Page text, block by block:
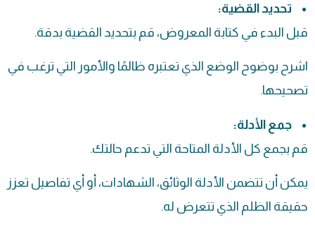
تحديد القضية:
قبل البدء في كتابة المعروض، قم بتحديد القضية بدقة.
اشرح بوضوح الوضع الذي تعتبره ظالمًا والأمور التي ترغب في
تصحيحها.
جمع الأدلة:
قم بجمع كل الأدلة المتاحة التي تدعم حالتك.
يمكن أن تتضمن الأدلة الوثائق، الشهادات، أو أي تفاصيل تعزز
حقيقة الظلم الذي تتعرض له.